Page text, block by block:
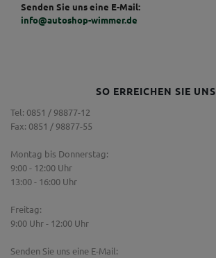
Senden Sie uns eine E-Mail:
info@autoshop-wimmer.de
SO ERREICHEN SIE UNS
Tel: 0851 / 98877-12
Fax: 0851 / 98877-55
Montag bis Donnerstag:
9:00 - 12:00 Uhr
13:00 - 16:00 Uhr
Freitag:
9:00 Uhr - 12:00 Uhr
Senden Sie uns eine E-Mail: